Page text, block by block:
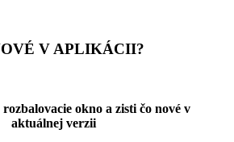
V APLIKÁCII?
okno a zisti čo nové v
aktuálnej verzii